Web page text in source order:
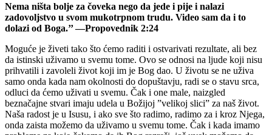
Nema ništa bolje za čoveka nego da jede i pije i nalazi
zadovoljstvo u svom mukotrpnom trudu. Video sam da i to
dolazi od Boga.’’ —Propovednik 2:24
Moguće je živeti tako što ćemo raditi i ostvarivati rezultate, ali bez
da istinski uživamo u svemu tome. Ovo se odnosi na ljude koji nisu
prihvatili i zavoleli život koji im je Bog dao. U životu se ne uživa
samo onda kada nam okolnosti do dopuštavju, radi se o stavu srca,
odluci da ćemo uživati u svemu. Čak i one male, naizgled
beznačajne stvari imaju udela u Božijoj ”velikoj slici” za naš život.
Naša radost je u Isusu, i ako sve što radimo, radimo za i kroz Njega,
onda zaista možemo da uživamo u svemu tome. Čak i kada imamo